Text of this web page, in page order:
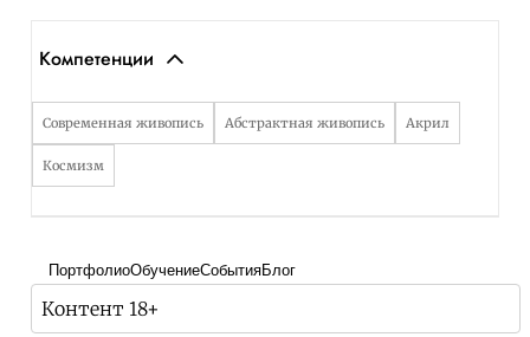
Компетенции
Современная живопись Абстрактная живопись Акрил
Космизм
ПортфолиоОбучениеСобытияБлог
Контент 18+